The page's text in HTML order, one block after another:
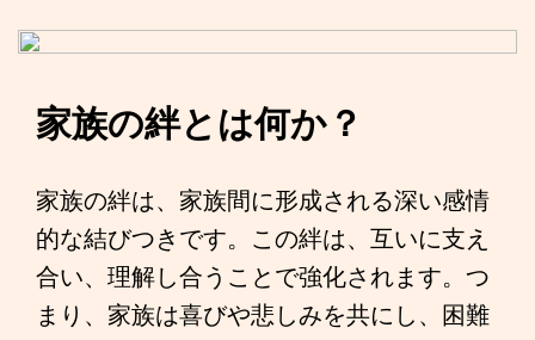
家族の絆とは何か？
家族の絆は、家族間に形成される深い感情
的な結びつきです。この絆は、互いに支え
合い、理解し合うことで強化されます。つ
まり、家族は喜びや悲しみを共にし、困難